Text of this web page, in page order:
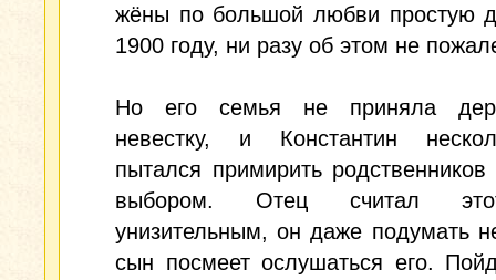
жёны по большой любви простую
1900 году, ни разу об этом не
Но его семья не приняла
невестку, и Константин
пытался примирить
выбором. Отец считал
унизительным, он даже подумать
сын посмеет ослушаться его.